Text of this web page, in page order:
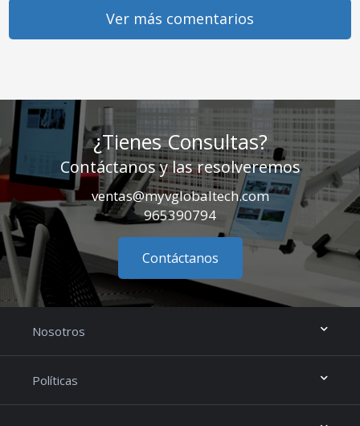
Ver más comentarios
¿Tienes Consultas?
Contáctanos y las resolveremos
ventas@myvglobaltech.com
965390794
Contáctanos
Nosotros
Políticas